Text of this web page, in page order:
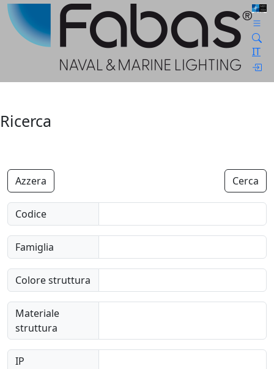
IT
Ricerca
Cerca
Azzera
Codice
Famiglia
Colore struttura
Materiale
struttura
IP